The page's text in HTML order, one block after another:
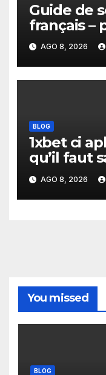
Guide de
français –
licences
AGO 8, 2026
BLOG
1xbet ci
qu’il faut
AGO 8, 2026
You missed
BLOG